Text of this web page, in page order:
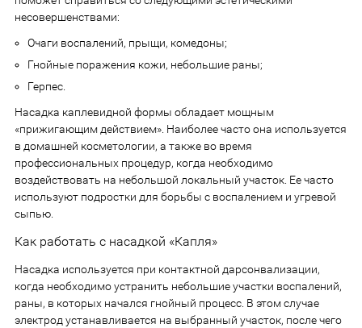
несовершенствами:
Очаги воспалений, прыщи, комедоны;
Гнойные поражения кожи, небольшие раны;
Герпес.
Насадка каплевидной формы обладает мощным
«прижигающим действием». Наиболее часто она используется
в домашней косметологии, а также во время
профессиональных процедур, когда необходимо
воздействовать на небольшой локальный участок. Ее часто
используют подростки для борьбы с воспалением и угревой
сыпью.
Как работать с насадкой «Капля»
Насадка используется при контактной дарсонвализации,
когда необходимо устранить небольшие участки воспалений,
раны, в которых начался гнойный процесс. В этом случае
электрод устанавливается на выбранный участок, после чего